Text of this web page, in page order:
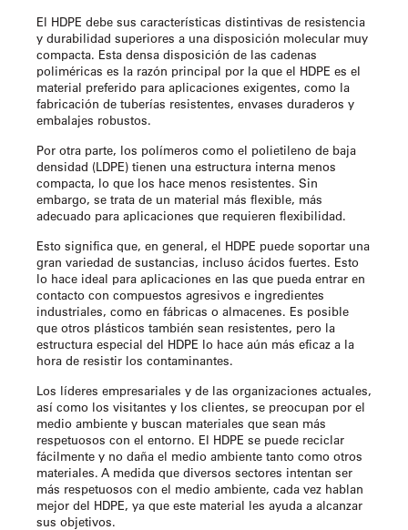
El HDPE debe sus características distintivas de resistencia
y durabilidad superiores a una disposición molecular muy
compacta. Esta densa disposición de las cadenas
poliméricas es la razón principal por la que el HDPE es el
material preferido para aplicaciones exigentes, como la
fabricación de tuberías resistentes, envases duraderos y
embalajes robustos.
Por otra parte, los polímeros como el polietileno de baja
densidad (LDPE) tienen una estructura interna menos
compacta, lo que los hace menos resistentes. Sin
embargo, se trata de un material más flexible, más
adecuado para aplicaciones que requieren flexibilidad.
Esto significa que, en general, el HDPE puede soportar una
gran variedad de sustancias, incluso ácidos fuertes. Esto
lo hace ideal para aplicaciones en las que pueda entrar en
contacto con compuestos agresivos e ingredientes
industriales, como en fábricas o almacenes. Es posible
que otros plásticos también sean resistentes, pero la
estructura especial del HDPE lo hace aún más eficaz a la
hora de resistir los contaminantes.
Los líderes empresariales y de las organizaciones actuales,
así como los visitantes y los clientes, se preocupan por el
medio ambiente y buscan materiales que sean más
respetuosos con el entorno. El HDPE se puede reciclar
fácilmente y no daña el medio ambiente tanto como otros
materiales. A medida que diversos sectores intentan ser
más respetuosos con el medio ambiente, cada vez hablan
mejor del HDPE, ya que este material les ayuda a alcanzar
sus objetivos.